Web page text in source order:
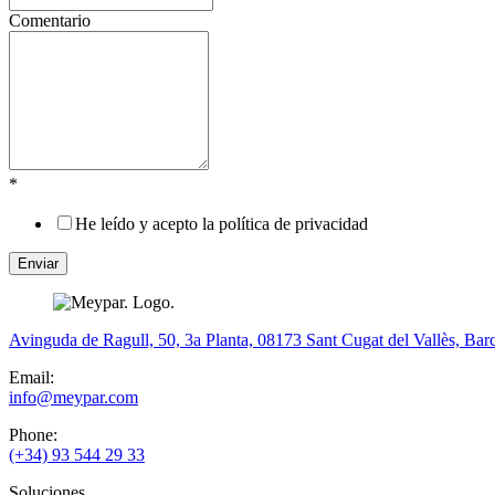
Comentario
*
He leído y acepto la política de privacidad
Avinguda de Ragull, 50, 3a Planta, 08173 Sant Cugat del Vallès,
Email:
info@meypar.com
Phone:
(+34) 93 544 29 33